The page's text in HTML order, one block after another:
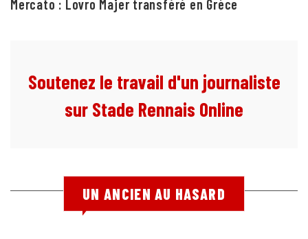
Mercato : Lovro Majer transféré en Grèce
Soutenez le travail d'un journaliste
sur Stade Rennais Online
UN ANCIEN AU HASARD